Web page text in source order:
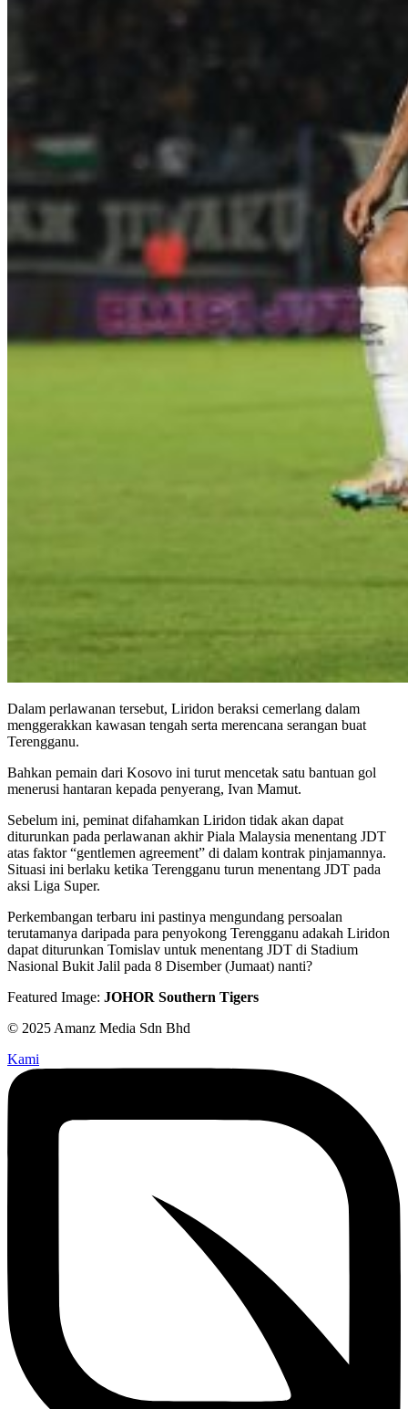
Dalam perlawanan tersebut, Liridon beraksi cemerlang dalam
menggerakkan kawasan tengah serta merencana serangan buat
Terengganu.
Bahkan pemain dari Kosovo ini turut mencetak satu bantuan gol
menerusi hantaran kepada penyerang, Ivan Mamut.
Sebelum ini, peminat difahamkan Liridon tidak akan dapat
diturunkan pada perlawanan akhir Piala Malaysia menentang JDT
atas faktor “gentlemen agreement” di dalam kontrak pinjamannya.
Situasi ini berlaku ketika Terengganu turun menentang JDT pada
aksi Liga Super.
Perkembangan terbaru ini pastinya mengundang persoalan
terutamanya daripada para penyokong Terengganu adakah Liridon
dapat diturunkan Tomislav untuk menentang JDT di Stadium
Nasional Bukit Jalil pada 8 Disember (Jumaat) nanti?
Featured Image: JOHOR Southern Tigers
© 2025 Amanz Media Sdn Bhd
Kami